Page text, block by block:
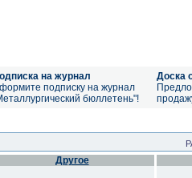
на журнал
подписку на журнал
бюллетень"!
Доска
Другое